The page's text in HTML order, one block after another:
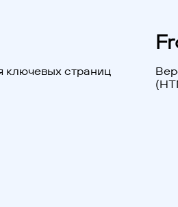
ключевых страниц